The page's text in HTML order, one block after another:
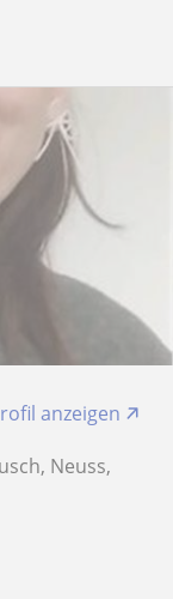
anzeigen
Neuss,